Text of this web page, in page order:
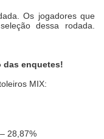
Os jogadores que
dessa rodada.
das enquetes!
MIX:
28,87%